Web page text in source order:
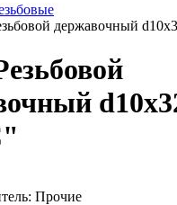
державочный
Прочие